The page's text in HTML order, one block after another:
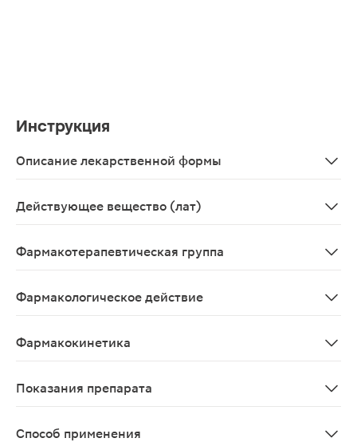
Инструкция
Описание лекарственной формы
Действующее вещество (лат)
Фармакотерапевтическая группа
Фармакологическое действие
Фармакокинетика
Показания препарата
Способ применения